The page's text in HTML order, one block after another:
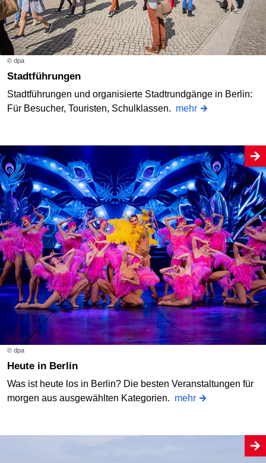
© dpa
Stadtführungen
Stadtführungen und organisierte Stadtrundgänge in Berlin:
Für Besucher, Touristen, Schulklassen. mehr
© dpa
Heute in Berlin
Was ist heute los in Berlin? Die besten Veranstaltungen für
morgen aus ausgewählten Kategorien. mehr